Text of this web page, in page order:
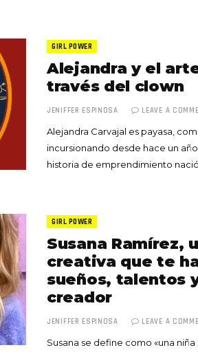
GIRL POWER
Alejandra y el
través del clown
JENIFFER ESPINOSA LEAVE A
Alejandra Carvajal es payasa,
incursionando desde hace un
historia de emprendimiento nació
GIRL POWER
Susana Ramírez,
creativa que te
sueños, talentos
creador
JENIFFER ESPINOSA LEAVE A
Susana se define como «una